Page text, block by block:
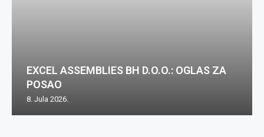
EXCEL ASSEMBLIES BH D.O.O.: OGLAS ZA
POSAO
8. Jula 2026.